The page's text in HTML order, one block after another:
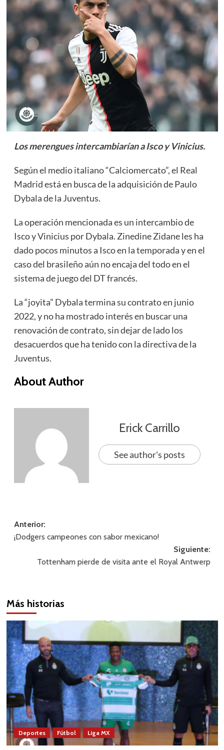
Los merengues intercambiarían a Isco y Vinicius.
Según el medio italiano “Calciomercato”, el Real
Madrid está en busca de la adquisición de Paulo
Dybala de la Juventus.
La operación mencionada es un intercambio de
Isco y Vinicius por Dybala. Zinedine Zidane les ha
dado pocos minutos a Isco en la temporada y en el
caso del brasileño aún no encaja del todo en el
sistema de juego del DT francés.
La “joyita” Dybala termina su contrato en junio
2022, y no ha mostrado interés en buscar una
renovación de contrato, sin dejar de lado los
desacuerdos que ha tenido con la directiva de la
Juventus.
About Author
Erick Carrillo
See author's posts
Navegación
de
entradas
Anterior:
¡Dodgers campeones con sabor mexicano!
Siguiente:
Tottenham pierde de visita ante el Royal Antwerp
Más historias
Deportes Fútbol Liga MX